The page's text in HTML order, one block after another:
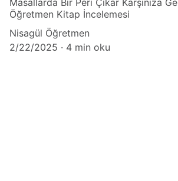
Öğretmen Kitap İncelemesi
Nisagül Öğretmen
2/22/2025
4 min oku